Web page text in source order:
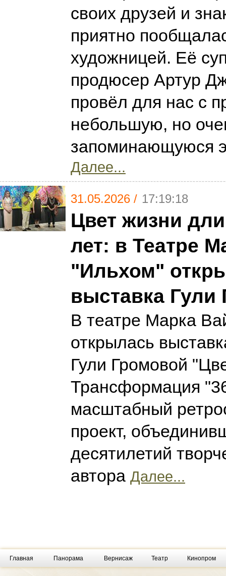
своих друзей и
приятно
художницей. Её
продюсер Артур
провёл для нас с
небольшую, но
запоминающуюся
Далее...
31.05.2026 / 17:19:18
Цвет жизни
лет: в Театре
"Ильхом"
выставка Гули
В театре Марка
открылась
Гули Громовой
Трансформация
масштабный
проект,
десятилетий
автора Далее...
Главная Панорама Вернисаж Театр Кинопром